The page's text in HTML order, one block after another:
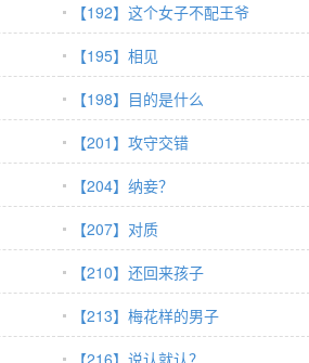
【192】这个女子不配王爷
【195】相见
【198】目的是什么
【201】攻守交错
【204】纳妾？
【207】对质
【210】还回来孩子
【213】梅花样的男子
【216】说认就认？